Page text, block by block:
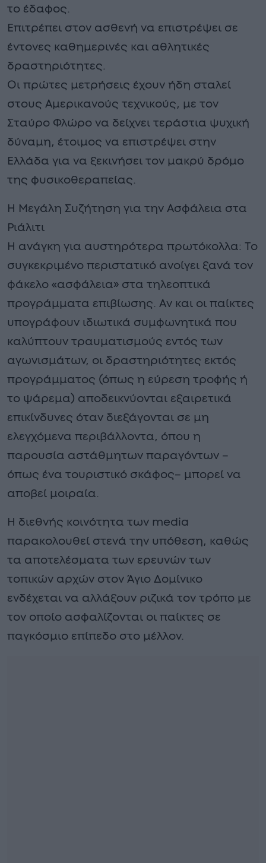
το έδαφος.
Επιτρέπει στον ασθενή να επιστρέψει σε
έντονες καθημερινές και αθλητικές
δραστηριότητες.
Οι πρώτες μετρήσεις έχουν ήδη σταλεί
στους Αμερικανούς τεχνικούς, με τον
Σταύρο Φλώρο να δείχνει τεράστια ψυχική
δύναμη, έτοιμος να επιστρέψει στην
Ελλάδα για να ξεκινήσει τον μακρύ δρόμο
της φυσικοθεραπείας.
Η Μεγάλη Συζήτηση για την Ασφάλεια στα
Ριάλιτι
Η ανάγκη για αυστηρότερα πρωτόκολλα: Το
συγκεκριμένο περιστατικό ανοίγει ξανά τον
φάκελο «ασφάλεια» στα τηλεοπτικά
προγράμματα επιβίωσης. Αν και οι παίκτες
υπογράφουν ιδιωτικά συμφωνητικά που
καλύπτουν τραυματισμούς εντός των
αγωνισμάτων, οι δραστηριότητες εκτός
προγράμματος (όπως η εύρεση τροφής ή
το ψάρεμα) αποδεικνύονται εξαιρετικά
επικίνδυνες όταν διεξάγονται σε μη
ελεγχόμενα περιβάλλοντα, όπου η
παρουσία αστάθμητων παραγόντων –
όπως ένα τουριστικό σκάφος– μπορεί να
αποβεί μοιραία.
Η διεθνής κοινότητα των media
παρακολουθεί στενά την υπόθεση, καθώς
τα αποτελέσματα των ερευνών των
τοπικών αρχών στον Άγιο Δομίνικο
ενδέχεται να αλλάξουν ριζικά τον τρόπο με
τον οποίο ασφαλίζονται οι παίκτες σε
παγκόσμιο επίπεδο στο μέλλον.